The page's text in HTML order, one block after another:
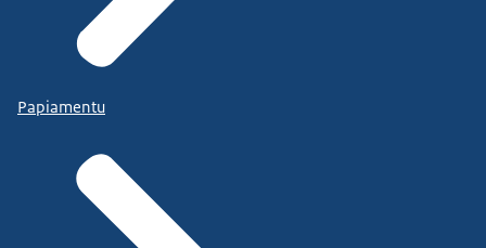
Papiamentu